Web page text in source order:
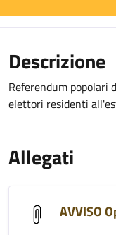
Descrizione
Referendum popolari
elettori residenti
Allegati
AVVISO